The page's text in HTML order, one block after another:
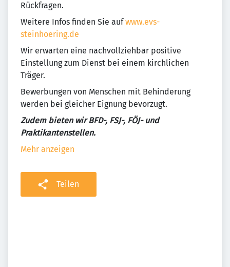
Rückfragen.
Weitere Infos finden Sie aufwww.evs-
steinhoering.de
Wir erwarten eine nachvollziehbar positive
Einstellung zum Dienst bei einem kirchlichen
Träger.
Bewerbungen von Menschen mit Behinderung
werden bei gleicher Eignung bevorzugt.
Zudem bieten wir BFD-, FSJ-, FÖJ- und
Praktikantenstellen.
Mehr anzeigen
Teilen